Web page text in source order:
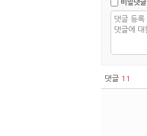
비밀댓글
댓글 11